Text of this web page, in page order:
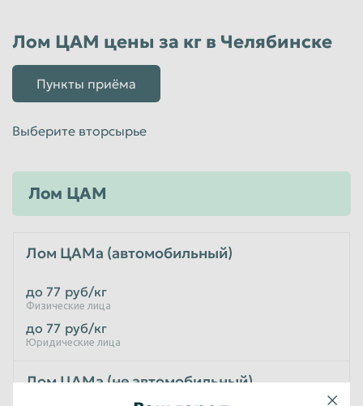
Лом ЦАМ цены за кг в Челябинске
Пункты приёма
Выберите вторсырье
Лом ЦАМ
Лом ЦАМа (автомобильный)
Физические лица
до 77 руб/кг
Юридические лица
до 77 руб/кг
Лом ЦАМа (не автомобильный)